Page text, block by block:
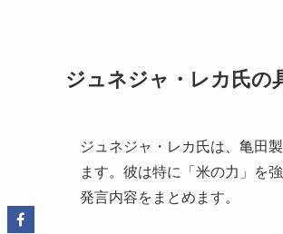
ジュネジャ・レカ氏の
ジュネジャ・レカ氏は、亀田
ます。彼は特に「米の力」を
発言内容をまとめます。